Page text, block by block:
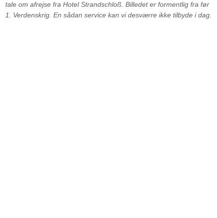
tale om afrejse fra Hotel Strandschloß. Billedet er formentlig fra før
1. Verdenskrig. En sådan service kan vi desværre ikke tilbyde i dag.